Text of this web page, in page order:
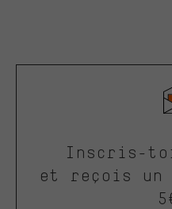
Inscris-
et reçois un